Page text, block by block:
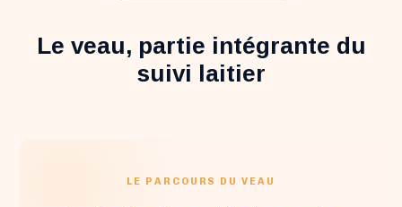
Le veau, partie intégrante du
suivi laitier
LE PARCOURS DU VEAU